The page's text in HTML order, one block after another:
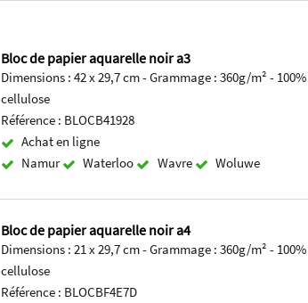
Bloc de papier aquarelle noir a3
Dimensions : 42 x 29,7 cm - Grammage : 360g/m² - 100%
cellulose
Référence : BLOCB41928
Achat en ligne
Namur
Waterloo Wavre Woluwe
Bloc de papier aquarelle noir a4
Dimensions : 21 x 29,7 cm - Grammage : 360g/m² - 100%
cellulose
Référence : BLOCBF4E7D